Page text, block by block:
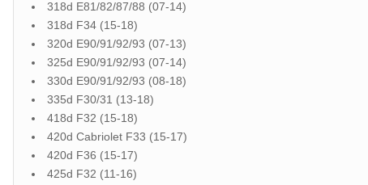
318d E81/82/87/88 (07-14)
318d F34 (15-18)
320d E90/91/92/93 (07-13)
325d E90/91/92/93 (07-14)
330d E90/91/92/93 (08-18)
335d F30/31 (13-18)
418d F32 (15-18)
420d Cabriolet F33 (15-17)
420d F36 (15-17)
425d F32 (11-16)